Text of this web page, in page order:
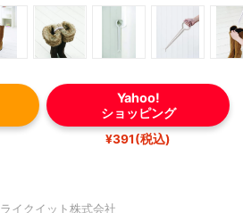
Yahoo!
ショッピング
¥391(税込)
ライクイット株式会社